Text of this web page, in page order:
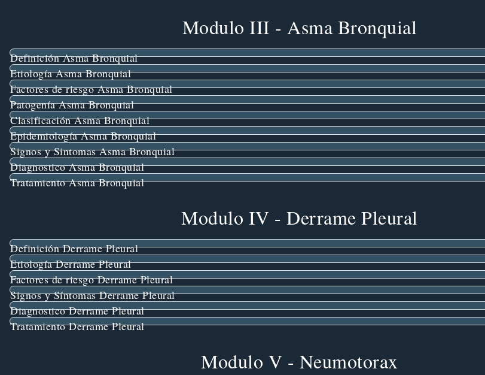
Modulo III - Asma Bronquial
Definición Asma Bronquial
Etiología Asma Bronquial
Factores de riesgo Asma Bronquial
Patogenía Asma Bronquial
Clasificación Asma Bronquial
Epidemiología Asma Bronquial
Signos y Sintomas Asma Bronquial
Diagnostico Asma Bronquial
Tratamiento Asma Bronquial
Modulo IV - Derrame Pleural
Definición Derrame Pleural
Etiología Derrame Pleural
Factores de riesgo Derrame Pleural
Signos y Síntomas Derrame Pleural
Diagnostico Derrame Pleural
Tratamiento Derrame Pleural
Modulo V - Neumotorax